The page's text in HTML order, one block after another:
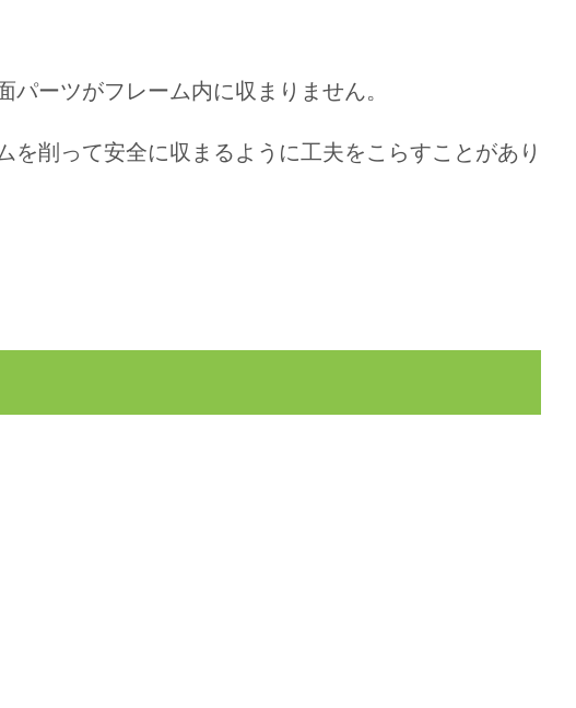
ーツがフレーム内に収まりません。
削って安全に収まるように工夫をこらすことがあり